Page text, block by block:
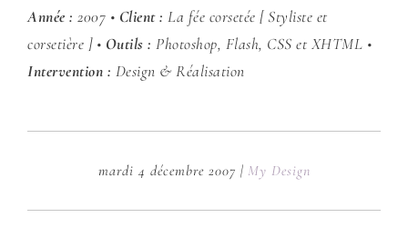
Année : 2007 • Client : La fée corsetée [ Styliste et
corsetière ] • Outils : Photoshop, Flash, CSS et XHTML •
Intervention : Design & Réalisation
mardi 4 décembre 2007 | My Design